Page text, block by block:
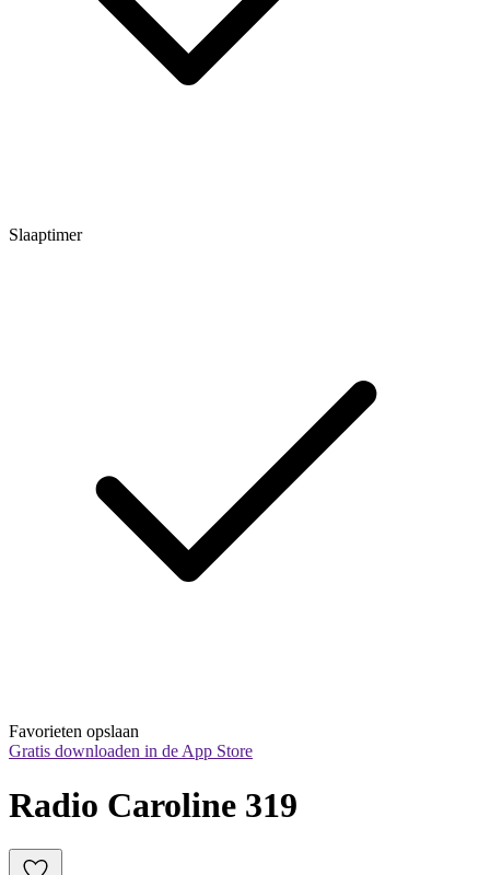
Slaaptimer
Favorieten opslaan
Gratis downloaden in de App Store
Radio Caroline 319